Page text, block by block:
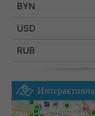
BYN
USD
RUB